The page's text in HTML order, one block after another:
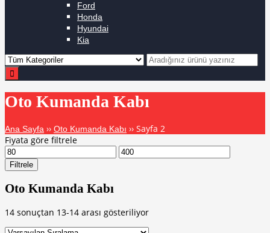
Ford
Honda
Hyundai
Kia
Oto Kumanda Kabı
Ana Sayfa ›› Oto Kumanda Kabı ›› Sayfa 2
Fiyata göre filtrele
En
düşük
fiyat
En
yüksek
Filtrele
Oto Kumanda Kabı
14 sonuçtan 13-14 arası gösteriliyor